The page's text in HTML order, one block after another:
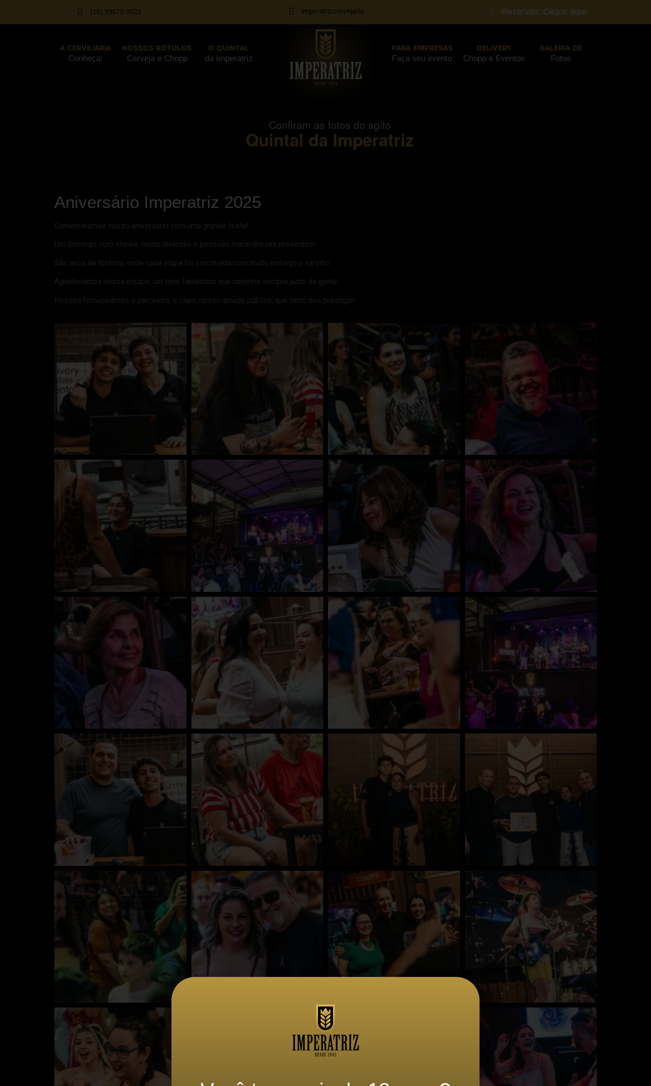
(15) 99670.0021 imperatrizcervejaria Reservas: Clique aqui.
A CERVEJARIA
Conheça!
NOSSOS RÓTULOS
Cerveja e Chopp
O QUINTAL
da Imperatriz
PARA EMPRESAS
Faça seu evento
DELIVERY
Chopp e Eventos
GALERIA DE
Fotos
Confiram as fotos do agito
Quintal da Imperatriz
Aniversário Imperatriz 2025
Comemoramos nosso aniversário com uma grande festa!
Um domingo com shows, muita diversão e pessoas maravilhosas presentes!
São anos de história, onde cada etapa foi construída com muito esforço e carinho.
Agradecemos nossa equipe, um time fantástico que caminha sempre junto da gente.
Nossos fornecedores e parceiros, e claro, nosso amado público, que tanto nos prestigia!